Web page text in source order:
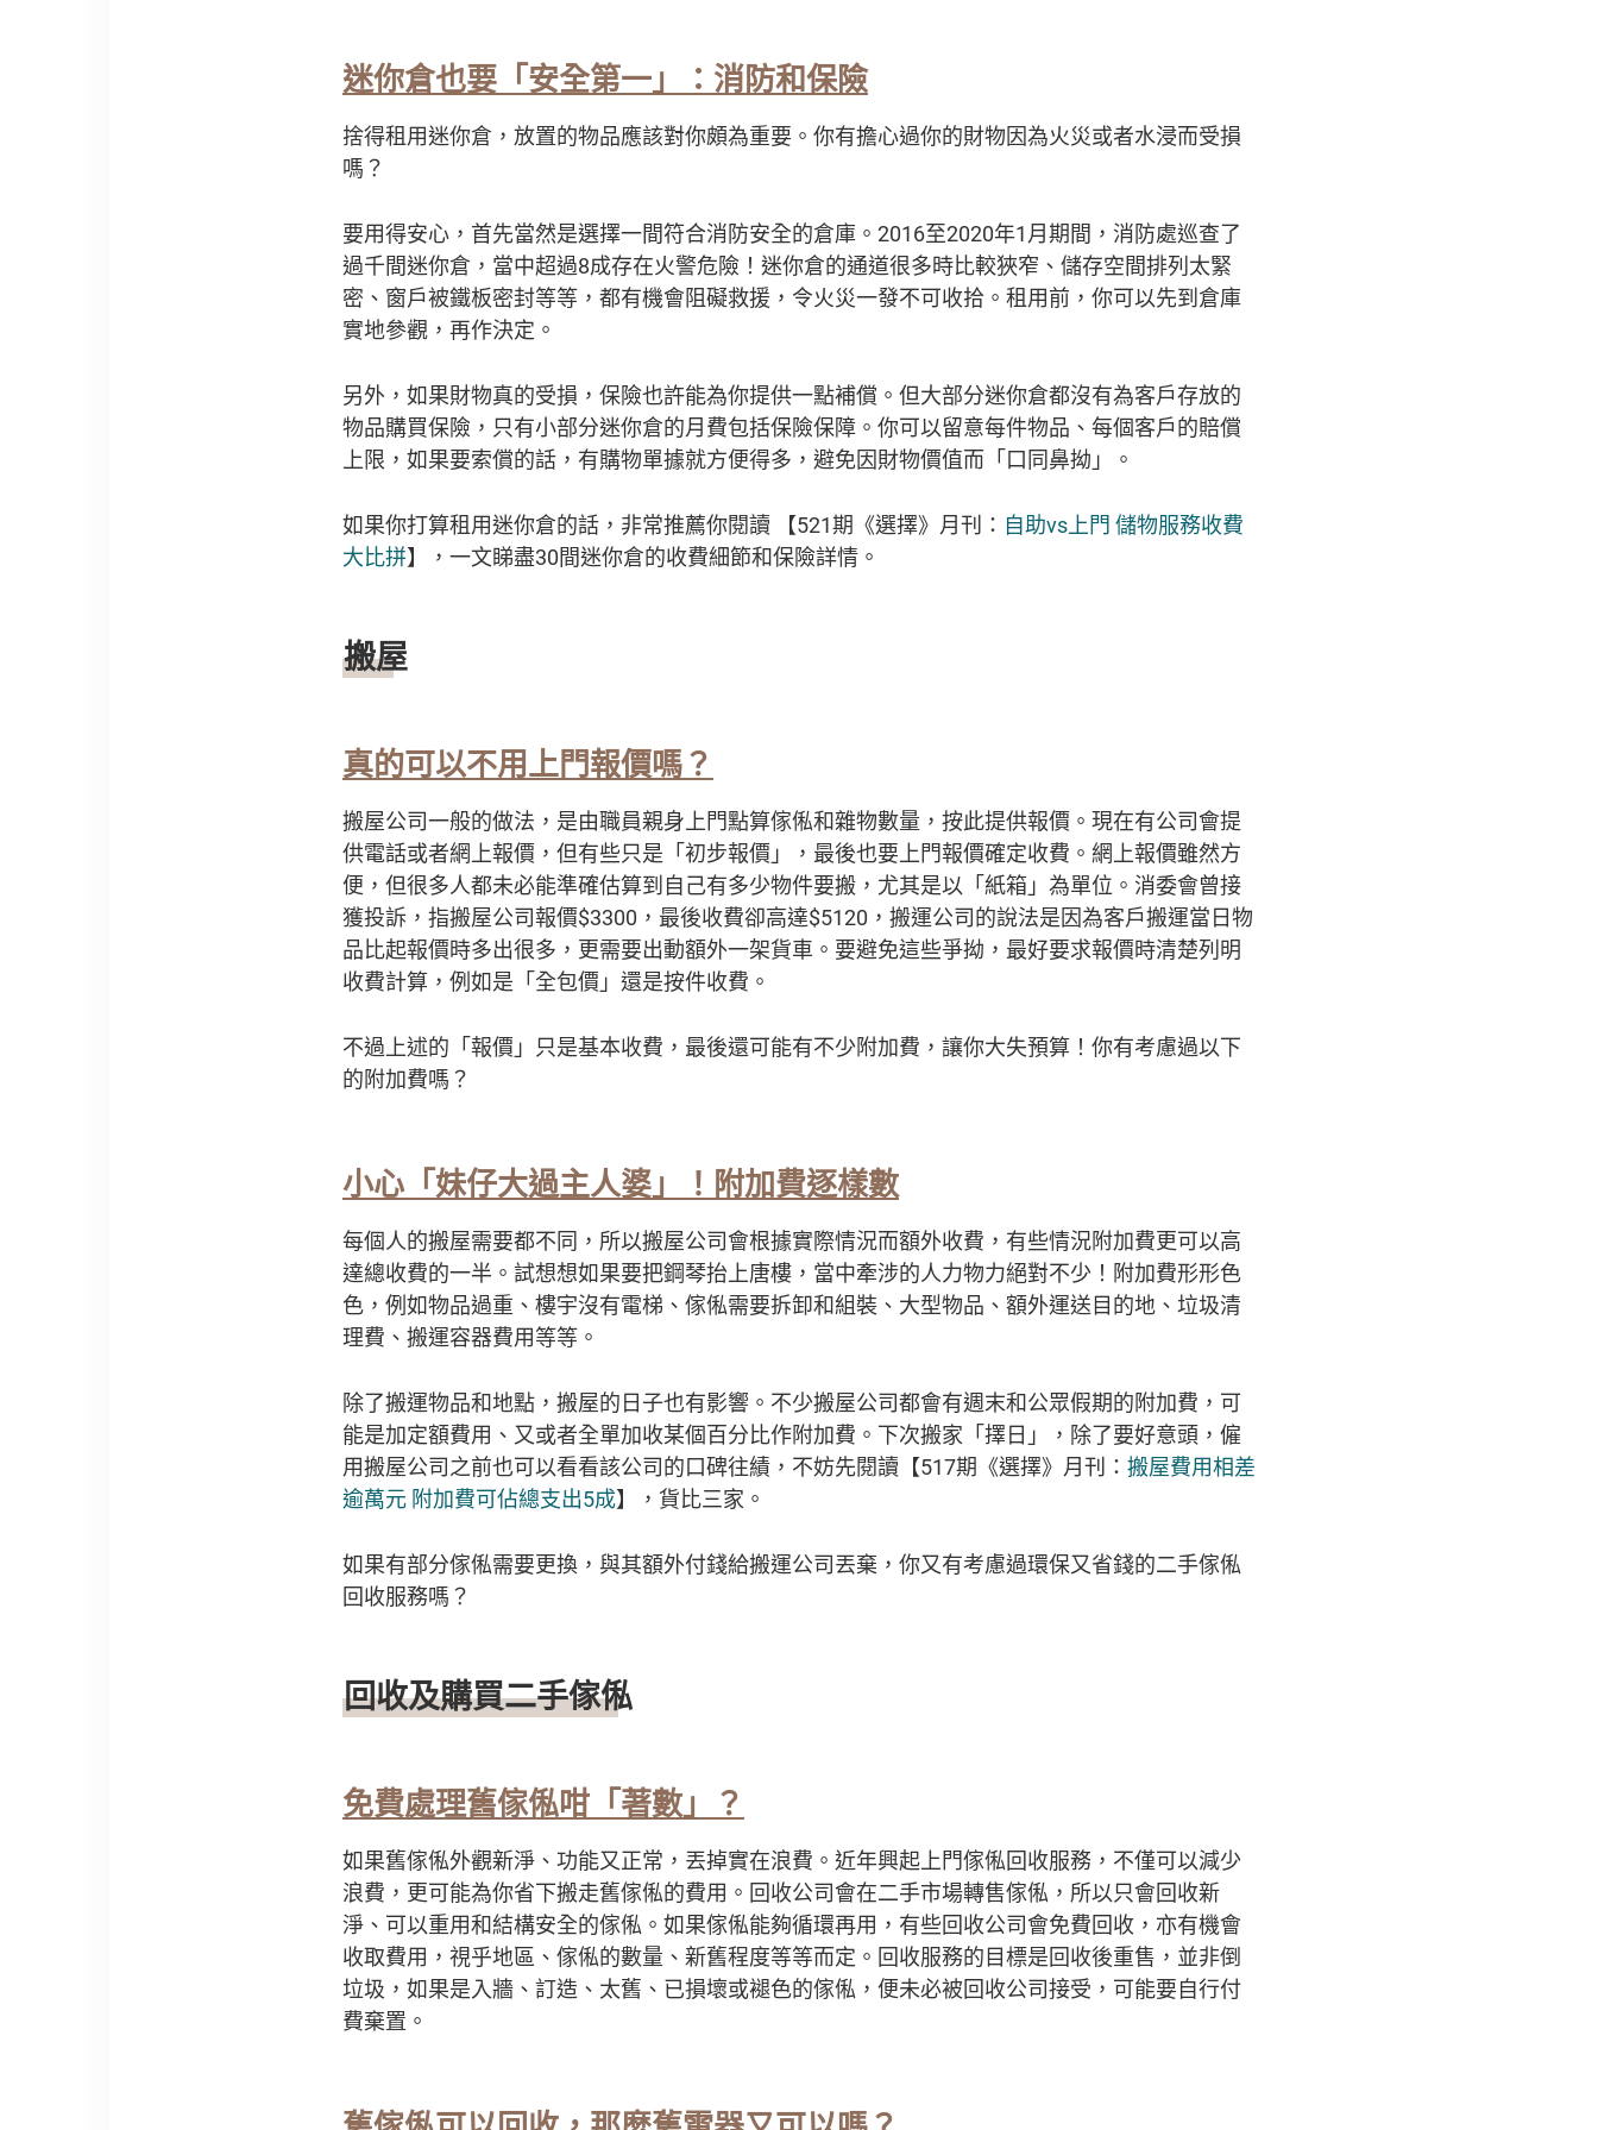
迷你倉也要「安全第一」：消防和保險
捨得租用迷你倉，放置的物品應該對你頗為重要。你有擔心過你的財物因為火災或者水浸而受損
嗎？
要用得安心，首先當然是選擇一間符合消防安全的倉庫。2016至2020年1月期間，消防處巡查了
過千間迷你倉，當中超過8成存在火警危險！迷你倉的通道很多時比較狹窄、儲存空間排列太緊
密、窗戶被鐵板密封等等，都有機會阻礙救援，令火災一發不可收拾。租用前，你可以先到倉庫
實地參觀，再作決定。
另外，如果財物真的受損，保險也許能為你提供一點補償。但大部分迷你倉都沒有為客戶存放的
物品購買保險，只有小部分迷你倉的月費包括保險保障。你可以留意每件物品、每個客戶的賠償
上限，如果要索償的話，有購物單據就方便得多，避免因財物價值而「口同鼻拗」。
如果你打算租用迷你倉的話，非常推薦你閱讀 【521期《選擇》月刊： 自助vs上門 儲物服務收費
大比拼】，一文睇盡30間迷你倉的收費細節和保險詳情。
搬屋
真的可以不用上門報價嗎？
搬屋公司一般的做法，是由職員親身上門點算傢俬和雜物數量，按此提供報價。現在有公司會提
供電話或者網上報價，但有些只是「初步報價」，最後也要上門報價確定收費。網上報價雖然方
便，但很多人都未必能準確估算到自己有多少物件要搬，尤其是以「紙箱」為單位。消委會曾接
獲投訴，指搬屋公司報價$3300，最後收費卻高達$5120，搬運公司的說法是因為客戶搬運當日物
品比起報價時多出很多，更需要出動額外一架貨車。要避免這些爭拗，最好要求報價時清楚列明
收費計算，例如是「全包價」還是按件收費。
不過上述的「報價」只是基本收費，最後還可能有不少附加費，讓你大失預算！你有考慮過以下
的附加費嗎？
小心「妹仔大過主人婆」！附加費逐樣數
每個人的搬屋需要都不同，所以搬屋公司會根據實際情況而額外收費，有些情況附加費更可以高
達總收費的一半。試想想如果要把鋼琴抬上唐樓，當中牽涉的人力物力絕對不少！附加費形形色
色，例如物品過重、樓宇沒有電梯、傢俬需要拆卸和組裝、大型物品、額外運送目的地、垃圾清
理費、搬運容器費用等等。
除了搬運物品和地點，搬屋的日子也有影響。不少搬屋公司都會有週末和公眾假期的附加費，可
能是加定額費用、又或者全單加收某個百分比作附加費。下次搬家「擇日」，除了要好意頭，僱
用搬屋公司之前也可以看看該公司的口碑往績，不妨先閱讀【517期《選擇》月刊： 搬屋費用相差
逾萬元 附加費可佔總支出5成】，貨比三家。
如果有部分傢俬需要更換，與其額外付錢給搬運公司丟棄，你又有考慮過環保又省錢的二手傢俬
回收服務嗎？
回收及購買二手傢俬
免費處理舊傢俬咁「著數」？
如果舊傢俬外觀新淨、功能又正常，丟掉實在浪費。近年興起上門傢俬回收服務，不僅可以減少
浪費，更可能為你省下搬走舊傢俬的費用。回收公司會在二手市場轉售傢俬，所以只會回收新
淨、可以重用和結構安全的傢俬。如果傢俬能夠循環再用，有些回收公司會免費回收，亦有機會
收取費用，視乎地區、傢俬的數量、新舊程度等等而定。回收服務的目標是回收後重售，並非倒
垃圾，如果是入牆、訂造、太舊、已損壞或褪色的傢俬，便未必被回收公司接受，可能要自行付
費棄置。